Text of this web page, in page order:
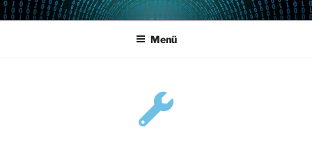
POWERCAMPUS 01
Home of the LPAR-Tool
Menü